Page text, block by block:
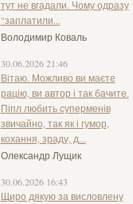
тут не вгадали. Чому одразу
"заплатили...
Володимир Коваль
30.06.2026 21:46
Вітаю. Можливо ви маєте
рацію, ви автор і так бачите.
Піпл любить суперменів
звичайно, так як і гумор,
кохання, зраду, д...
Олександр Лущик
30.06.2026 16:43
Щиро дякую за висловлену